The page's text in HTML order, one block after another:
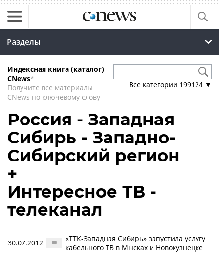
Разделы
Индексная книга (каталог)
CNews*
Получите все материалы
CNews по ключевому слову
Все категории 199124 ▼
Россия - Западная
Сибирь - Западно-
Сибирский регион
+
Интересное ТВ -
телеканал
30.07.2012
«ТТК-Западная Сибирь» запустила услугу
кабельного ТВ в Мысках и Новокузнецке